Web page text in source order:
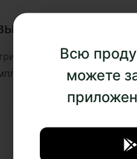
Всю
можете
Опенок осенний,
Печень,